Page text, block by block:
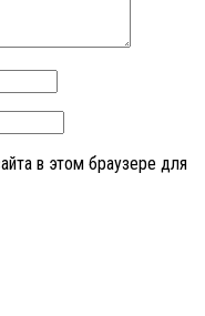
в этом браузере для